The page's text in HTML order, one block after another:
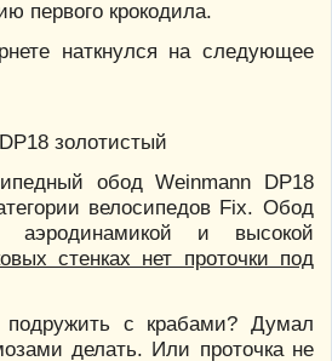
первого крокодила.
наткнулся на следующее
золотистый
обод Weinmann DP18
велосипедов Fix. Обод
аэродинамикой и высокой
стенках нет проточки под
с крабами? Думал
делать. Или проточка не